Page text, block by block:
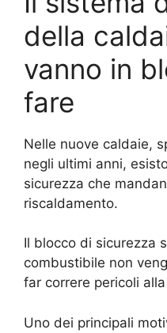
della
vanno in
fare
Nelle nuove caldaie,
negli ultimi anni,
sicurezza che
riscaldamento.
Il blocco di sicurezza
combustibile non
far correre pericoli
Uno dei principali